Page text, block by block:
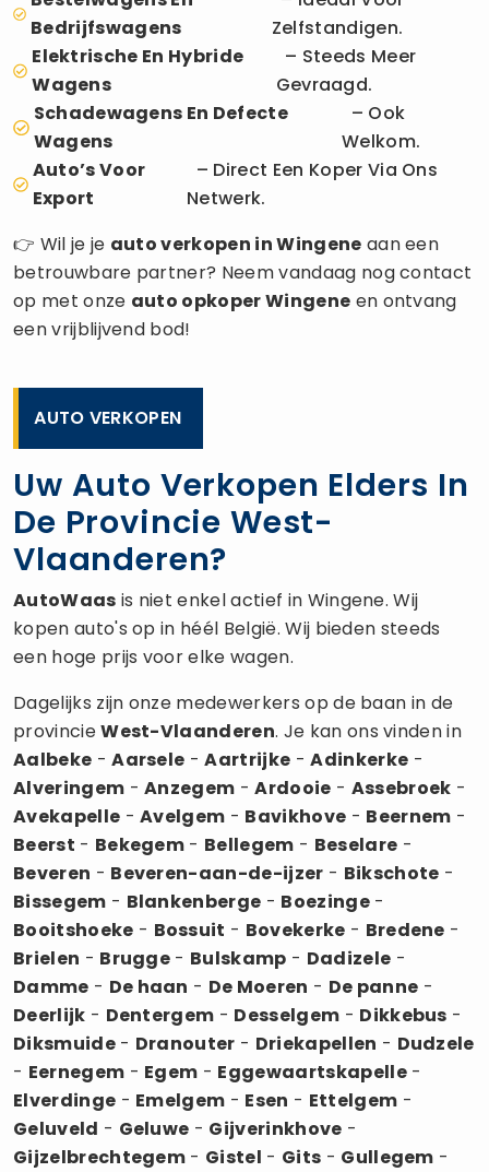
Bedrijfswagens
Zelfstandigen.
Elektrische En Hybride
Wagens
– Steeds Meer
Gevraagd.
Schadewagens En Defecte
Wagens
– Ook
Welkom.
Auto’s Voor
Export
– Direct Een Koper Via Ons
Netwerk.
👉 Wil je je auto verkopen in Wingene aan een
betrouwbare partner? Neem vandaag nog contact
op met onze auto opkoperWingene en ontvang
een vrijblijvend bod!
AUTO VERKOPEN
Uw Auto Verkopen Elders In
De Provincie West-
Vlaanderen?
AutoWaas is niet enkel actief in Wingene. Wij
kopen auto's op in héél België. Wij bieden steeds
een hoge prijs voor elke wagen.
Dagelijks zijn onze medewerkers op de baan in de
provincieWest-Vlaanderen. Je kan ons vinden in
Aalbeke -Aarsele -Aartrijke -Adinkerke -
Alveringem -Anzegem -Ardooie - Assebroek -
Avekapelle -Avelgem - Bavikhove - Beernem -
Beerst - Bekegem - Bellegem - Beselare -
Beveren - Beveren-aan-de-ijzer - Bikschote -
Bissegem - Blankenberge - Boezinge-
Booitshoeke - Bossuit - Bovekerke - Bredene -
Brielen - Brugge - Bulskamp - Dadizele -
Damme - De haan - De Moeren - De panne -
Deerlijk - Dentergem - Desselgem - Dikkebus -
Diksmuide- Dranouter - Driekapellen - Dudzele
- Eernegem - Egem - Eggewaartskapelle-
Elverdinge - Emelgem - Esen - Ettelgem -
Geluveld - Geluwe - Gijverinkhove -
Gijzelbrechtegem - Gistel - Gits - Gullegem -